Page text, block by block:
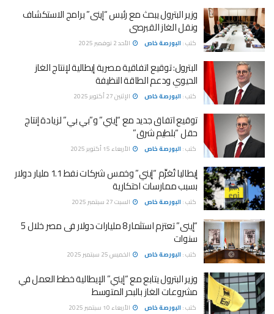
وزير البترول يبحث مع رئيس “إينى” برامج الاستكشاف
ونقل الغاز القبرصى
كتب : البورصة خاص الأحد 2 نوفمبر 2025
البترول: توقيع اتفاقية مصرية إيطالية لإنتاج الغاز
الحيوي ودعم الطاقة النظيفة
كتب : البورصة خاص الإثنين 27 أكتوبر 2025
توقيع اتفاق جديد مع “إيني” و”بي بي” لزيادة إنتاج
حقل “بلطيم شرق”
كتب : البورصة خاص الأربعاء 15 أكتوبر 2025
إيطاليا تُغرِّم “إيني” وخمس شركات نفط 1.1 مليار دولار
بسبب ممارسات احتكارية
كتب : البورصة خاص السبت 27 سبتمبر 2025
“إينى” تعتزم استثمار 8 مليارات دولار فى مصر خلال 5
سنوات
كتب : البورصة خاص الخميس 25 سبتمبر 2025
وزير البترول يتابع مع “إيني” الإيطالية خطط العمل في
مشروعات الغاز بالبحر المتوسط
كتب : البورصة خاص الأربعاء 10 سبتمبر 2025